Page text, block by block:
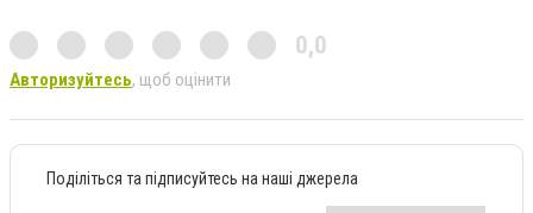
0,0
Авторизуйтесь, щоб оцінити
Поділіться та підписуйтесь на наші джерела